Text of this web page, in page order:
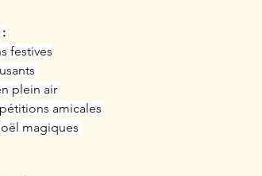
festives
plein air
amicales
magiques